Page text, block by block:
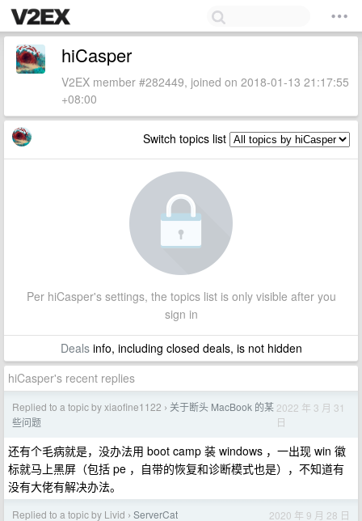
hiCasper
V2EX member #282449, joined on 2018-01-13 21:17:55
+08:00
Switch topics list
Per hiCasper's settings, the topics list is only visible after you
sign in
Dealsinfo, including closed deals, is not hidden
hiCasper's recent replies
Replied to a topic by xiaofine1122 › 关于断头 MacBook 的某
些问题
2022 年 3 月 31
日
还有个毛病就是，没办法用 boot camp 装 windows ，一出现 win 徽
标就马上黑屏（包括 pe ，自带的恢复和诊断模式也是），不知道有
没有大佬有解决办法。
Replied to a topic by Livid › ServerCat 2020 年 9 月 28 日